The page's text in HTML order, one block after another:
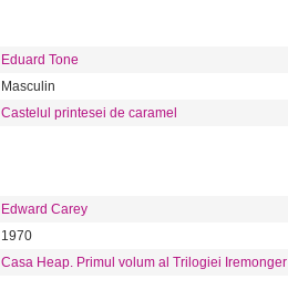
Eduard Tone
Masculin
Castelul printesei de caramel
Edward Carey
1970
Casa Heap. Primul volum al Trilogiei Iremonger